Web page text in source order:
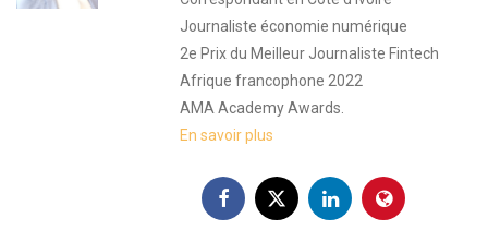
Journaliste économie numérique
2e Prix du Meilleur Journaliste Fintech
Afrique francophone 2022
AMA Academy Awards.
En savoir plus